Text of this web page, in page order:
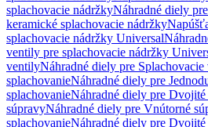
splachovacie nádržkyNáhradné diely
keramické splachovacie nádržky
splachovacie nádržky Universal
ventily pre splachovacie nádržky
ventilyNáhradné diely pre
splachovanieNáhradné diely pre
splachovanieNáhradné diely pre Dvojité
súpravyNáhradné diely pre Vnútorné
splachovanieNáhradné diely pre Dvojité